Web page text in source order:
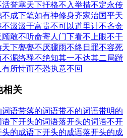
活誉塞天下扞格不入举措不定永传
不成下笔如有神修身齐家治国平天
不汲汲于富贵不可以道里计不吝金
顾敢不听命寄人门下看不上眼不干
天下亹亹不厌骤雨不终日 罪不容死
不淈络驿不绝知其一不达其二 局蹐
有所恃而不恐执意不回
相关
词语带落的词语带不的词语带明的
语下开头的词语落开头的词语不开
头的成语下开头的成语落开头的成